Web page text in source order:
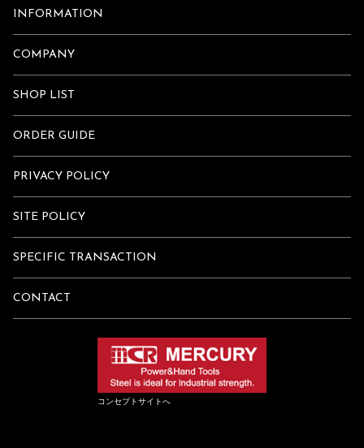
INFORMATION
COMPANY
SHOP LIST
ORDER GUIDE
PRIVACY POLICY
SITE POLICY
SPECIFIC TRANSACTION
CONTACT
コンセプトサイトへ